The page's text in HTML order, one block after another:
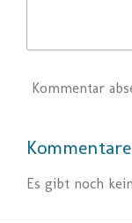
Kommentar
Kommentare
Es gibt noch